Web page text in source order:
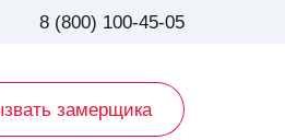
8 (800) 100-45-05
замерщика